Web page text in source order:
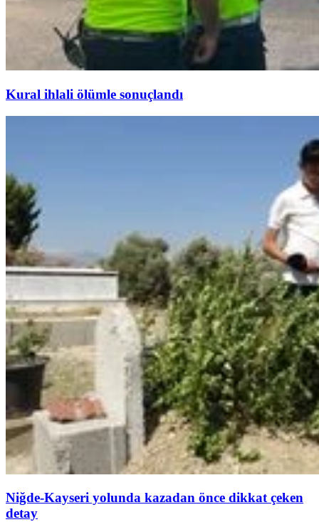
Kural ihlali ölümle sonuçlandı
Niğde-Kayseri yolunda kazadan önce dikkat çeken
detay